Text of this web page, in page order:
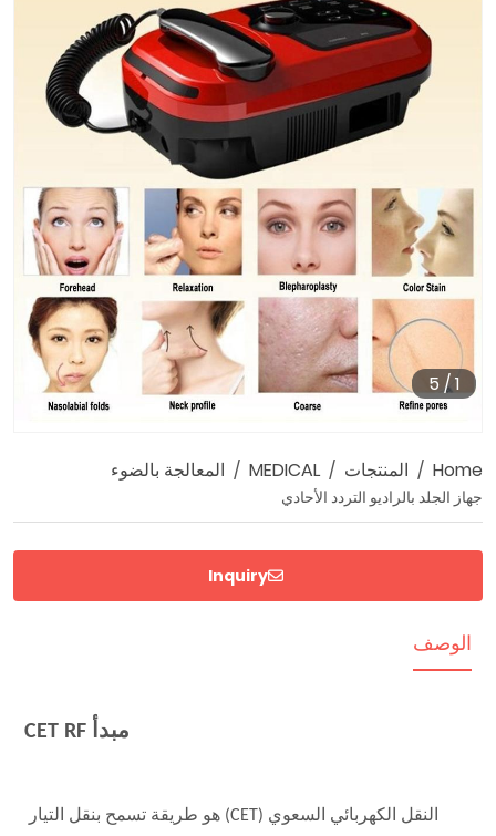
Home المنتجات MEDICAL المعالجة بالضوء
جهاز الجلد بالراديو التردد الأحادي
Inquiry
1
/
5
الوصف
مبدأ CET RF